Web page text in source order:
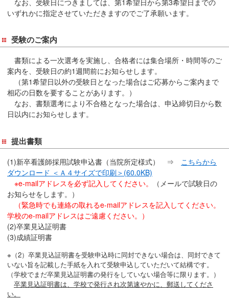
いずれかに指定させていただきますのでご了承願います。
受験のご案内
書類による一次選考を実施し、合格者には集合場所・時間等のご
案内を、受験日の約1週間前にお知らせします。
（第1希望日以外の受験日となった場合はご応募からご案内まで
相応の日数を要することがあります。）
なお、書類選考により不合格となった場合は、申込締切日から数
日以内にお知らせします。
提出書類
(1)新卒看護師採用試験申込書（当院所定様式） ⇒ こちらから
ダウンロード ＜Ａ４サイズで印刷＞(60.0KB)
※e-mailアドレスを必ず記入してください。
（メールで試験日の
お知らせをします。）
（緊急時でも連絡の取れるe-mailアドレスを記入してください。
学校のe-mailアドレスはご遠慮ください。）
(2)卒業見込証明書
(3)成績証明書
※（2）卒業見込証明書を受験申込時に同封できない場合は、同封できて
いない旨を記載した手紙を入れて受験申込していただいて結構です。
（学校でまだ卒業見込証明書の発行をしていない場合等に限ります。）
卒業見込証明書は、学校で発行され次第速やかに、郵送してくださ
い。